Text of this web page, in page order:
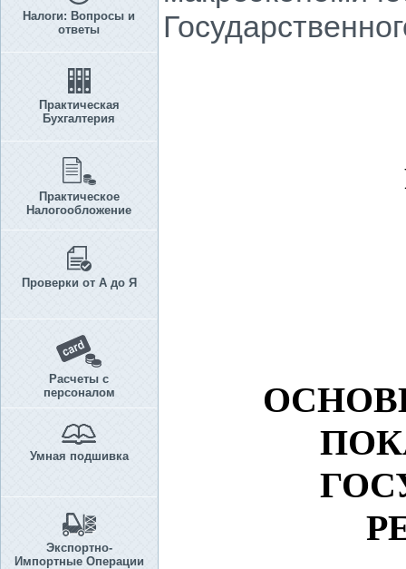
Налоги: Вопросы и
ответы
Практическая
Бухгалтерия
Практическое
Налогообложение
Проверки от А до Я
Расчеты с
персоналом
Умная подшивка
Экспортно-
Импортные Операции